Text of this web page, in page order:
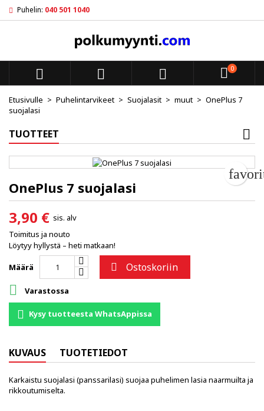
Puhelin: 040 501 1040
   0
Etusivulle Puhelintarvikeet Suojalasit muut
OnePlus 7
suojalasi
TUOTTEET
OnePlus 7 suojalasi
3,90 € sis. alv
Toimitus ja nouto
Löytyy hyllystä – heti matkaan!
Määrä  Ostoskoriin
 Varastossa
Kysy tuotteesta WhatsAppissa
KUVAUS TUOTETIEDOT
Karkaistu suojalasi (panssarilasi) suojaa puhelimen lasia naarmuilta ja
rikkoutumiselta.
My wishlists
add_circle_outline
Create new list
Luo toivelista
Toivelistan nimi
Kirjaudu sisään
Sinun pitää olla kirjautunut jotta voit lisätä tuotteita